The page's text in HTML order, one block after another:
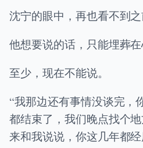
沈宁的眼中，再也看不到之
他想要说的话，只能埋葬在
至少，现在不能说。
“我那边还有事情没谈完，
都结束了，我们晚点找个
来和我说说，你这几年都